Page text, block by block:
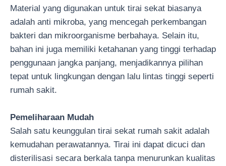
Material yang digunakan untuk tirai sekat biasanya
adalah anti mikroba, yang mencegah perkembangan
bakteri dan mikroorganisme berbahaya. Selain itu,
bahan ini juga memiliki ketahanan yang tinggi terhadap
penggunaan jangka panjang, menjadikannya pilihan
tepat untuk lingkungan dengan lalu lintas tinggi seperti
rumah sakit.
Pemeliharaan Mudah
Salah satu keunggulan tirai sekat rumah sakit adalah
kemudahan perawatannya. Tirai ini dapat dicuci dan
disterilisasi secara berkala tanpa menurunkan kualitas